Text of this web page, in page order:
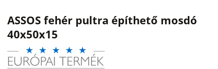
ASSOS fehér pultra építhető mosdó
40x50x15